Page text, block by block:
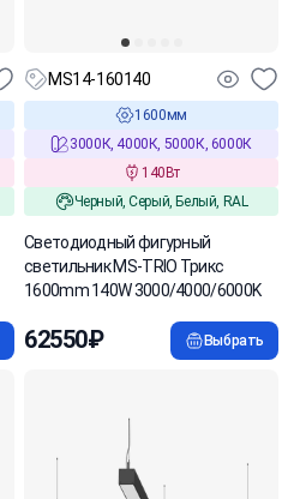
MS14-160140
1600мм
3000К, 4000К, 5000К, 6000К
140Вт
Черный, Серый, Белый, RAL
Светодиодный фигурный
светильник MS-TRIO Трикс
1600mm 140W 3000/4000/6000K
62550₽ Выбрать